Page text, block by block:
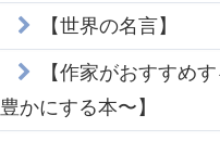
【世界の名言】
【作家がおすすめ
豊かにする本〜】